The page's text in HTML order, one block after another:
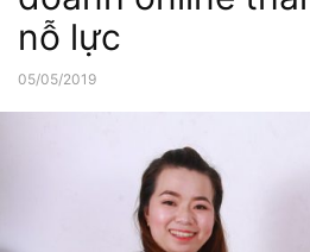
nỗ lực
05/05/2019